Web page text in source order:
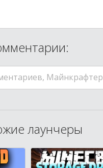
Майнкрафтер
лаунчеры